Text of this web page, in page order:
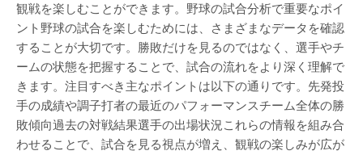
観戦を楽しむことができます。野球の試合分析で重要なポイ
ント野球の試合を楽しむためには、さまざまなデータを確認
することが大切です。勝敗だけを見るのではなく、選手やチ
ームの状態を把握することで、試合の流れをより深く理解で
きます。注目すべき主なポイントは以下の通りです。先発投
手の成績や調子打者の最近のパフォーマンスチーム全体の勝
敗傾向過去の対戦結果選手の出場状況これらの情報を組み合
わせることで、試合を見る視点が増え、観戦の楽しみが広が